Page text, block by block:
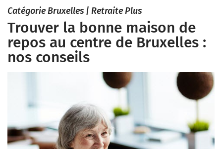
Catégorie Bruxelles | Retraite Plus
Trouver la bonne maison de
repos au centre de Bruxelles :
nos conseils